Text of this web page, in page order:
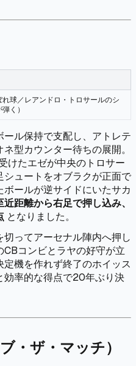
球／レアンドロ・トロサールのシ
く）
ル保持で支配し、アトレテ
型カウンター待ちの展開。
けたエゼが中央のトロサー
ュートをオブラクが正面で
ールが逆サイドにいたサカ
距離から右足で押し込み、
となりました。
ってアーセナル陣内へ押し
コンビとラヤの好守が立
機を作れず終了のホイッス
効率的な得点で20年ぶり決
・ザ・マッチ）